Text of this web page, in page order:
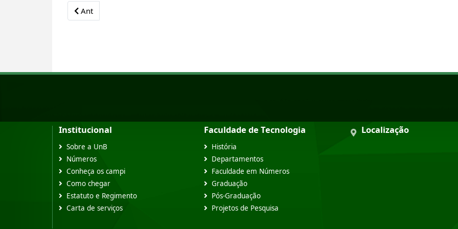
Previous article: Mestrado Profissional - Estrutura do Curso
Ant
Institucional
Sobre a UnB
Números
Conheça os campi
Como chegar
Estatuto e Regimento
Carta de serviços
Faculdade de Tecnologia
História
Departamentos
Faculdade em Números
Graduação
Pós-Graduação
Projetos de Pesquisa
Localização